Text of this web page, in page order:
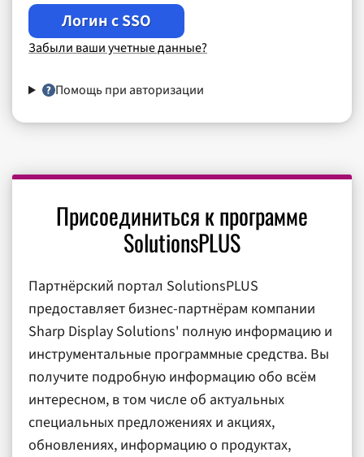
Логин c SSO
Забыли ваши учетные данные?
Помощь при авторизации
Присоединиться к программе
SolutionsPLUS
Партнёрский портал SolutionsPLUS
предоставляет бизнес-партнёрам компании
Sharp Display Solutions' полную информацию и
инструментальные программные средства. Вы
получите подробную информацию обо всём
интересном, в том числе об актуальных
специальных предложениях и акциях,
обновлениях, информацию о продуктах,